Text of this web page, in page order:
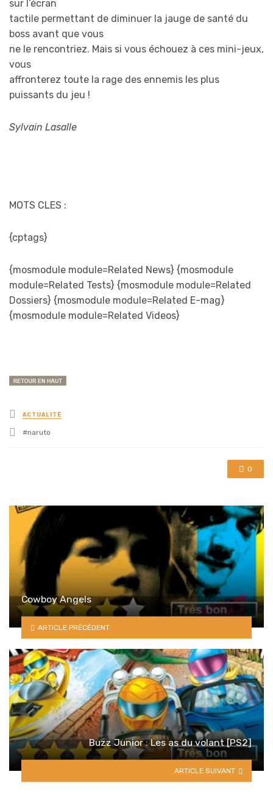
sur l’écran
tactile permettant de diminuer la jauge de santé du
boss avant que vous
ne le rencontriez. Mais si vous échouez à ces mini-jeux,
vous
affronterez toute la rage des ennemis les plus
puissants du jeu !
Sylvain Lasalle
MOTS CLES :
{cptags}
{mosmodule module=Related News} {mosmodule
module=Related Tests} {mosmodule module=Related
Dossiers} {mosmodule module=Related E-mag}
{mosmodule module=Related Videos}
Posted
in
ACTUALITÉ
Tagged
naruto
0
Cowboy Angels
ARTICLE PRÉCÉDENT
Buzz Junior : Les as du volant [PS2]
ARTICLE SUIVANT